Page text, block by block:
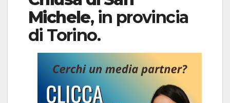
Michele, in provincia
di Torino.